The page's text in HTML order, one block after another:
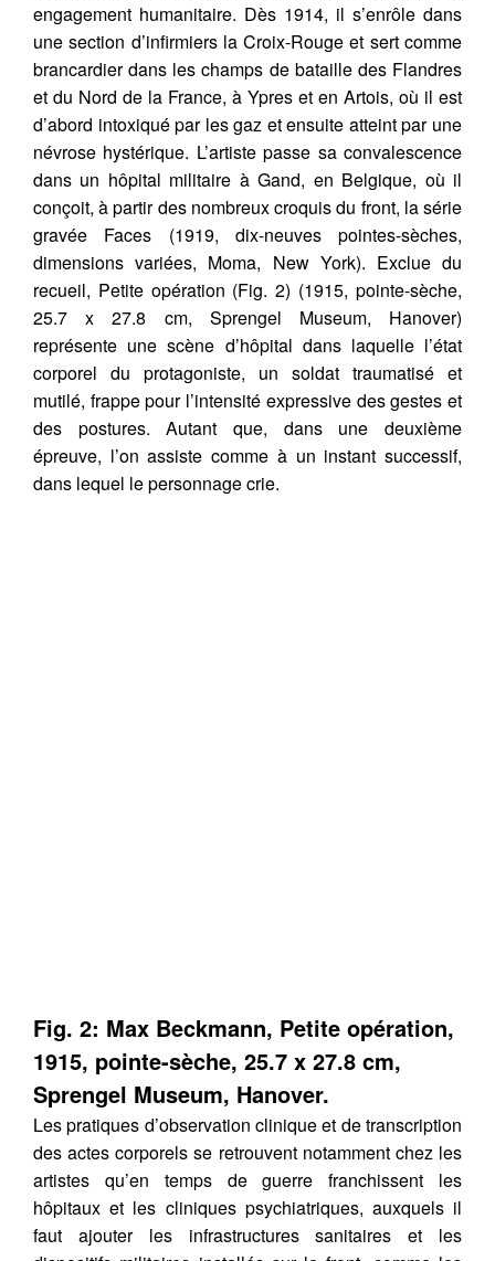
engagement humanitaire. Dès 1914, il s’enrôle dans
une section d’infirmiers la Croix-Rouge et sert comme
brancardier dans les champs de bataille des Flandres
et du Nord de la France, à Ypres et en Artois, où il est
d’abord intoxiqué par les gaz et ensuite atteint par une
névrose hystérique. L’artiste passe sa convalescence
dans un hôpital militaire à Gand, en Belgique, où il
conçoit, à partir des nombreux croquis du front, la série
gravée Faces (1919, dix-neuves pointes-sèches,
dimensions variées, Moma, New York). Exclue du
recueil, Petite opération (Fig. 2) (1915, pointe-sèche,
25.7 x 27.8 cm, Sprengel Museum, Hanover)
représente une scène d’hôpital dans laquelle l’état
corporel du protagoniste, un soldat traumatisé et
mutilé, frappe pour l’intensité expressive des gestes et
des postures. Autant que, dans une deuxième
épreuve, l’on assiste comme à un instant successif,
dans lequel le personnage crie.
Fig. 2: Max Beckmann, Petite opération,
1915, pointe-sèche, 25.7 x 27.8 cm,
Sprengel Museum, Hanover.
Les pratiques d’observation clinique et de transcription
des actes corporels se retrouvent notamment chez les
artistes qu’en temps de guerre franchissent les
hôpitaux et les cliniques psychiatriques, auxquels il
faut ajouter les infrastructures sanitaires et les